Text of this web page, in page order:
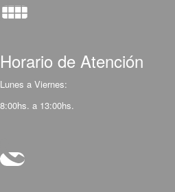
Horario de Atención
Lunes a Viernes:
8:00hs. a 13:00hs.